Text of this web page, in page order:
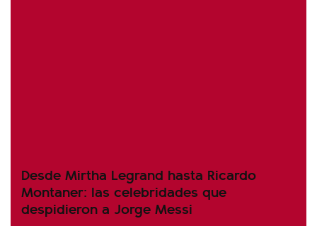
Desde Mirtha Legrand hasta Ricardo
Montaner: las celebridades que
despidieron a Jorge Messi